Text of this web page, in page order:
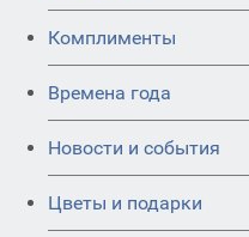
Комплименты
Времена года
Новости и события
Цветы и подарки